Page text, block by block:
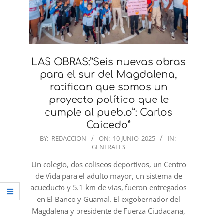
LAS OBRAS:”Seis nuevas obras
para el sur del Magdalena,
ratifican que somos un
proyecto político que le
cumple al pueblo”: Carlos
Caicedo”
2025-
10
BY: REDACCION ON: 10 JUNIO, 2025
IN:
GENERALES
Un colegio, dos coliseos deportivos, un Centro
de Vida para el adulto mayor, un sistema de
acueducto y 5.1 km de vías, fueron entregados
en El Banco y Guamal. El exgobernador del
Magdalena y presidente de Fuerza Ciudadana,